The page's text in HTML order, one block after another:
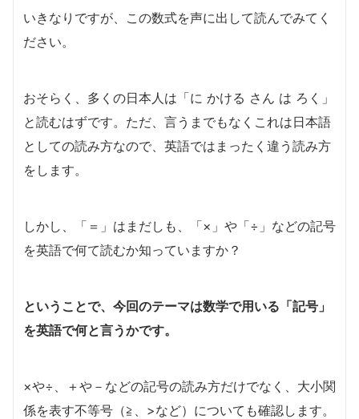
いきなりですが、この数式を声に出して読んでみてく
ださい。
おそらく、多くの日本人は「に かける さん は ろく」
と読むはずです。ただ、言うまでもなくこれは日本語
としての読み方なので、英語ではまったく違う読み方
をします。
しかし、「＝」はまだしも、「×」や「÷」などの記号
を英語で何て読むか知っていますか？
ということで、今回のテーマは数学で用いる「記号」
を英語で何と言うかです。
×や÷、＋や－などの記号の読み方だけでなく、大小関
係を表す不等号（≧、>など）についても確認します。